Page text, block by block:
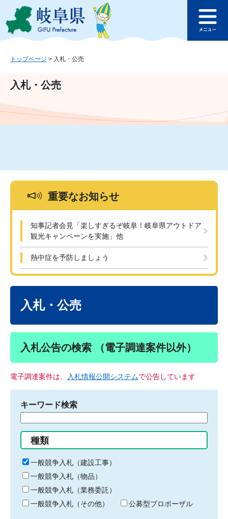
ジ
ュ
文
このページの本文へ
ュ
トップページ > 入札・公売
入札・公売
重要なお知らせ
知事記者会見「楽しすぎるぞ岐阜！岐阜県アウトドア
観光キャンペーンを実施」他
熱中症を予防しましょう
入札・公売
入札公告の検索 （電子調達案件以外）
電子調達案件は、 入札情報公開システムで公告しています
キーワード検索
る
キ
ー
ワ
ー
ド
種類
一般競争入札（建設工事）
一般競争入札（物品）
一般競争入札（業務委託）
一般競争入札（その他）
公募型プロポーザル